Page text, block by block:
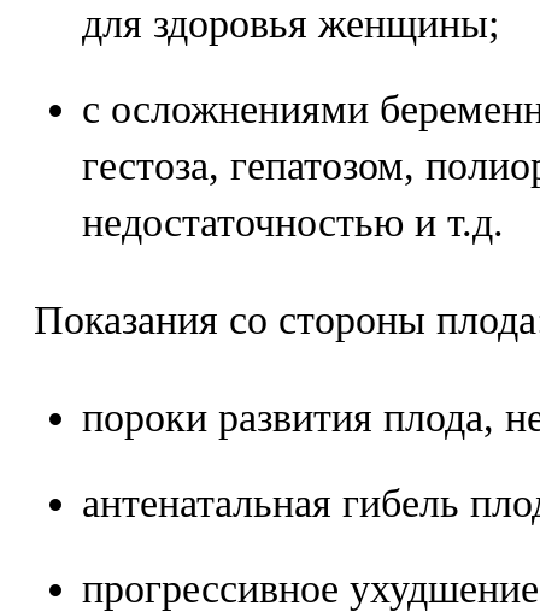
для здоровья женщины;
с осложнениями
гестоза, гепатозом,
недостаточностью и т.д.
Показания со стороны
пороки развития плода,
антенатальная гибель
прогрессивное